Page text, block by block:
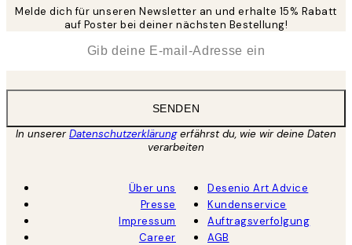
Melde dich für unseren Newsletter an und erhalte 15% Rabatt
auf Poster bei deiner nächsten Bestellung!
SENDEN
In unsererDatenschutzerklärungerfährst du, wie wir deine Daten
verarbeiten
Über uns
Presse
Impressum
Career
Desenio Art Advice
Kundenservice
Auftragsverfolgung
AGB